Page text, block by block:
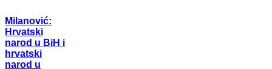
Milanović:
Hrvatski
narod u BiH i
hrvatski
narod u